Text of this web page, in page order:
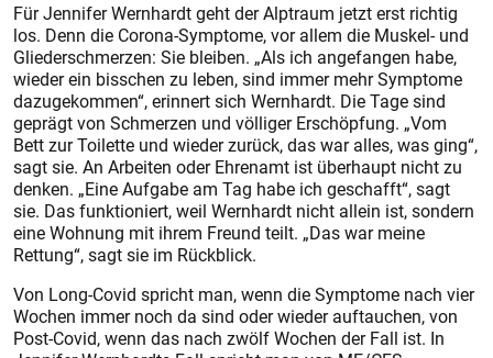
Für Jennifer Wernhardt geht der Alptraum jetzt erst richtig
los. Denn die Corona-Symptome, vor allem die Muskel- und
Gliederschmerzen: Sie bleiben. „Als ich angefangen habe,
wieder ein bisschen zu leben, sind immer mehr Symptome
dazugekommen“, erinnert sich Wernhardt. Die Tage sind
geprägt von Schmerzen und völliger Erschöpfung. „Vom
Bett zur Toilette und wieder zurück, das war alles, was ging“,
sagt sie. An Arbeiten oder Ehrenamt ist überhaupt nicht zu
denken. „Eine Aufgabe am Tag habe ich geschafft“, sagt
sie. Das funktioniert, weil Wernhardt nicht allein ist, sondern
eine Wohnung mit ihrem Freund teilt. „Das war meine
Rettung“, sagt sie im Rückblick.
Von Long-Covid spricht man, wenn die Symptome nach vier
Wochen immer noch da sind oder wieder auftauchen, von
Post-Covid, wenn das nach zwölf Wochen der Fall ist. In